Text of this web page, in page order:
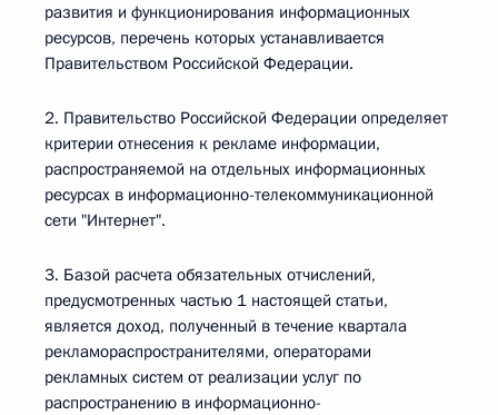
развития и функционирования информационных
ресурсов, перечень которых устанавливается
Правительством Российской Федерации.
2. Правительство Российской Федерации определяет
критерии отнесения к рекламе информации,
распространяемой на отдельных информационных
ресурсах в информационно-телекоммуникационной
сети "Интернет".
3. Базой расчета обязательных отчислений,
предусмотренных частью 1 настоящей статьи,
является доход, полученный в течение квартала
рекламораспространителями, операторами
рекламных систем от реализации услуг по
распространению в информационно-